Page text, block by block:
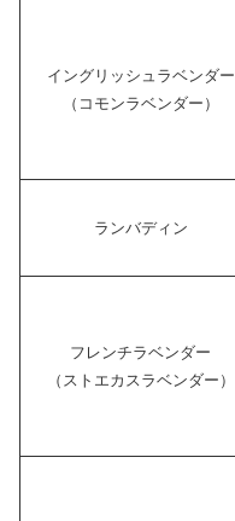
イングリッシュラベンダー
（コモンラベンダー）
ランバディン
フレンチラベンダー
（ストエカスラベンダー）